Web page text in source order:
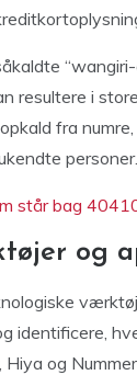
resultere i
fra
personer.
står bag
og
identificere,
og